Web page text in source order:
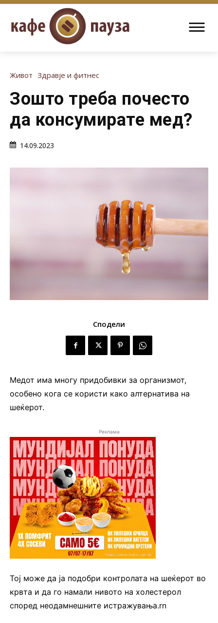
Живот Здравје и фитнес
Зошто треба почесто
да консумирате мед?
14.09.2023
Сподели
Медот има многу придобивки за организмот,
особено кога се користи како алтернатива на
шеќерот.
Реклама
Тој може да ја подобри контролата на шеќерот во
крвта и да го намали нивото на холестерол
според неодамнешните истражувања.rn